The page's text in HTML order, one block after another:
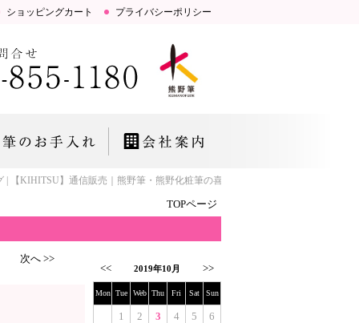
ショッピングカート プライバシーポリシー
】通信販売｜熊野筆・熊野化粧筆の喜筆 FUDE LAB.「お肌とこころ
TOPページ
次へ >>
<< 2019年10月 >>
Mon Tue Web Thu Fri Sat Sun
1 2 3 4 5
6